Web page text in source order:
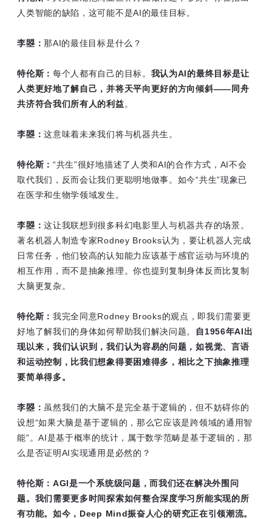
人类智能的缺陷，这可能不是AI的最佳目标。
李曌：那AI的最佳目标是什么？
特伦斯： 每个人都有自己的目标。 我认为AI的最终目标是让
人类更好地了解自己，并将天平向更好的方向倾斜——同舟
共济符合我们所有人的利益。
李曌：这意味着未来我们将与机器共生。
特伦斯： “共生”很好地描述了人类和AI的合作方式，AI不会
取代我们，反而会让我们更聪明地做事。如今“共生”现象已
在医学和生物学领域发生。
李曌：这让我联想到很多科幻电影里人与机器共存的场景。
著名机器人制造专家Rodney Brooks认为，要让机器人完成
日常任务，他们较高的认知能力应该基于感官运动与环境的
相互作用，而不是抽象推理。你也提到复制身体反而比复制
大脑更复杂。
特伦斯： 我完全同意Rodney Brooks的观点，即我们需要更
好地了解我们的身体如何帮助我们解决问题。
自1956年AI出
现以来，我们认识到，我们认为容易的问题，如视觉、言语
和运动控制，比我们想象得要困难得多，相比之下抽象推理
要简单得多。
李曌： 虽然我们的大脑不是完全基于逻辑的，但不妨碍你的
设想“如果大脑是基于逻辑的，那么它应该是跨领域的通用智
能”。AI是基于概率的统计，属于数学范畴是基于逻辑的，那
么是否证明AI实现通用是必然的？
特伦斯： AGI是一个系统级问题，而我们还在解决外围问
题。我们需要更多时间探索如何整合深度学习所能实现的所
有功能。如今，Deep Mind振奋人心的研究正在引领潮流。